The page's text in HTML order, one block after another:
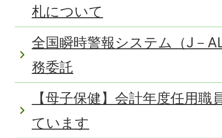
札について
全国瞬時警報システム（J－
務委託
【母子保健】会計年度任用
ています